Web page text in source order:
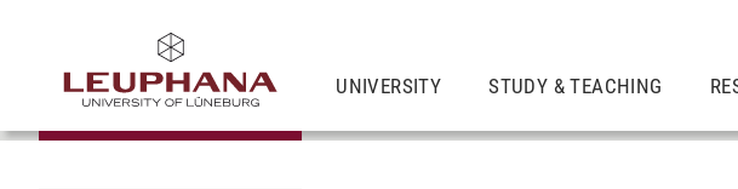
UNIVERSITY STUDY & TEACHING